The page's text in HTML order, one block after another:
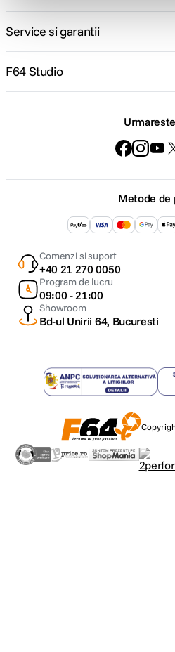
Service si garantii
F64 Studio
Metode de
Comenzi si suport
+40 21 270 0050
Program de lucru
09:00 - 21:00
Showroom
Bd-ul Unirii 64, Bucuresti